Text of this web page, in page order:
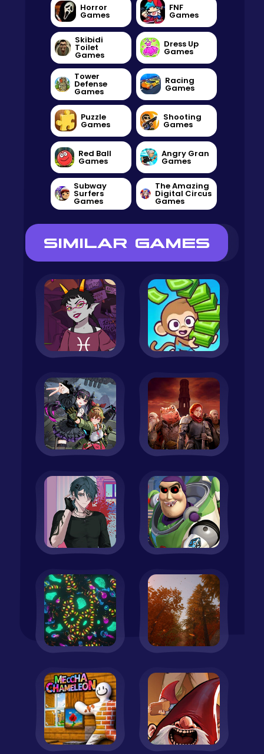
Horror
Games
FNF
Games
Skibidi
Toilet
Games
Dress Up
Games
Tower
Defense
Games
Racing
Games
Puzzle
Games
Shooting
Games
Red Ball
Games
Angry Gran
Games
Subway
Surfers
Games
The Amazing
Digital Circus
Games
SIMILAR GAMES